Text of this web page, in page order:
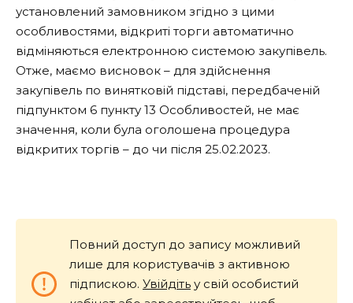
установлений замовником згідно з цими
особливостями, відкриті торги автоматично
відміняються електронною системою закупівель.
Отже, маємо висновок – для здійснення
закупівель по винятковій підставі, передбаченій
підпунктом 6 пункту 13 Особливостей, не має
значення, коли була оголошена процедура
відкритих торгів – до чи після 25.02.2023.
Повний доступ до запису можливий
лише для користувачів з активною
підпискою. Увійдіть у свій особистий